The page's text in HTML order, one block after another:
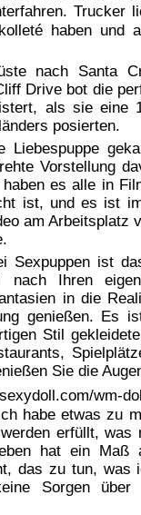
Trucker
haben und
nach Santa
Drive bot die
als sie eine
posierten.
Vorstellung
es alle in
ist, und es ist
am Arbeitsplatz
Sexpuppen ist
nach Ihren
in die
genießen. Es
Stil
Sie die
wm-
habe etwas zu
erfüllt,
hat ein Maß
das zu tun, was
Sorgen über